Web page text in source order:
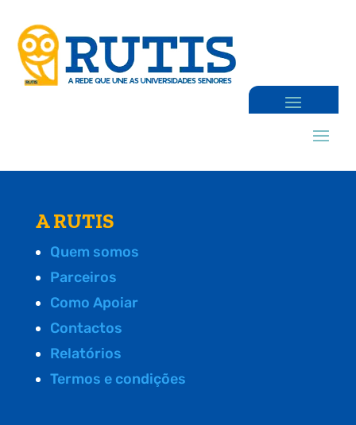
A RUTIS
Quem somos
Parceiros
Como Apoiar
Contactos
Relatórios
Termos e condições